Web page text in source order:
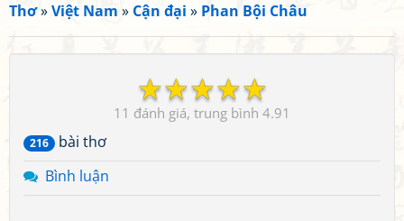
Thơ»Việt Nam » Cận đại » Phan Bội Châu
☆
☆
☆
☆
☆
11 4.91
216
bài thơ
Bình luận